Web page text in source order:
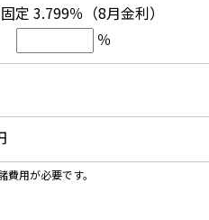
定 3.799％（8月金利）
％
用が必要です。